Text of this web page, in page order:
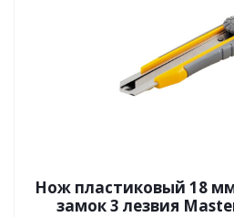
Нож пластиковый 18
замок 3 лезвия